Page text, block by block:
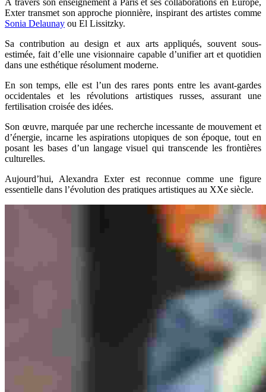
Exter transmet son approche pionnière, inspirant des artistes comme
Sonia Delaunay ou El Lissitzky.
Sa contribution au design et aux arts appliqués, souvent sous-
estimée, fait d’elle une visionnaire capable d’unifier art et quotidien
dans une esthétique résolument moderne.
En son temps, elle est l’un des rares ponts entre les avant-gardes
occidentales et les révolutions artistiques russes, assurant une
fertilisation croisée des idées.
Son œuvre, marquée par une recherche incessante de mouvement et
d’énergie, incarne les aspirations utopiques de son époque, tout en
posant les bases d’un langage visuel qui transcende les frontières
culturelles.
Aujourd’hui, Alexandra Exter est reconnue comme une figure
essentielle dans l’évolution des pratiques artistiques au XXe siècle.